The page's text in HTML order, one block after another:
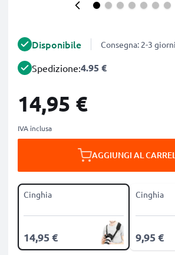
Disponibile Consegna: 2-3
Spedizione:4.95 €
14,95 €
IVA inclusa
AGGIUNGI AL
Cinghia
14,95 €
Cinghia
9,95 €